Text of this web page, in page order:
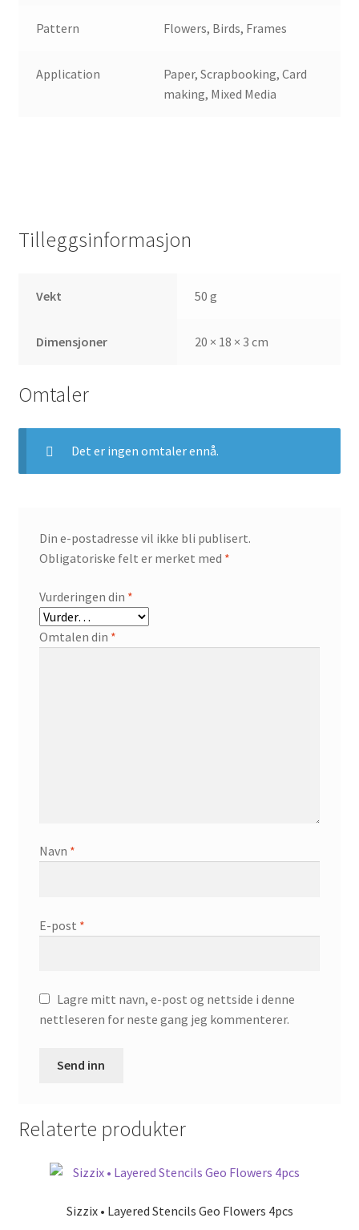
Pattern Flowers, Birds, Frames
Application
Paper, Scrapbooking, Card
making, Mixed Media
Tilleggsinformasjon
Vekt 50 g
Dimensjoner 20 × 18 × 3 cm
Omtaler
Det er ingen omtaler ennå.
Din e-postadresse vil ikke bli publisert.
Obligatoriske felt er merket med *
Vurderingen din *
Omtalen din *
Navn *
E-post *
Lagre mitt navn, e-post og nettside i denne
nettleseren for neste gang jeg kommenterer.
Relaterte produkter
Sizzix • Layered Stencils Geo Flowers 4pcs